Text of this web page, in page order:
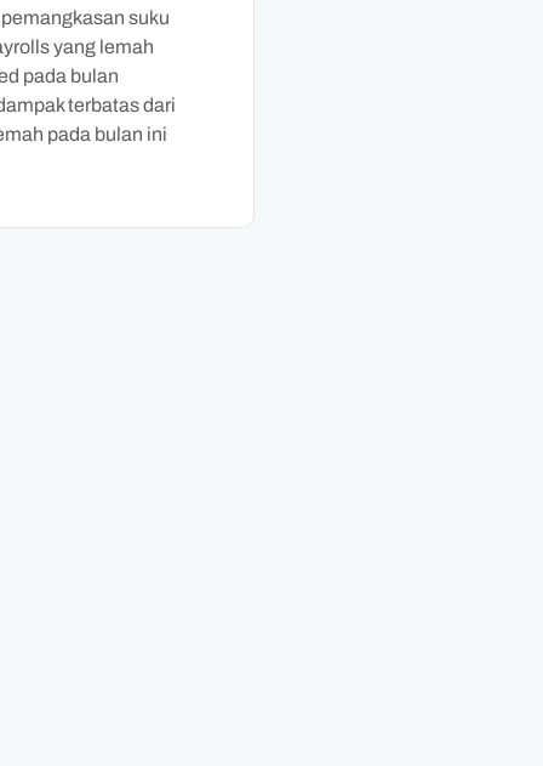
suku
yang lemah
pada bulan
terbatas dari
pada bulan ini